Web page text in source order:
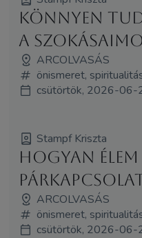
Könnyen
a
ARCOLVASÁS
önismeret,
csütörtök, 2026-06-
Stampf Kriszta
Hogyan élem
ARCOLVASÁS
önismeret,
csütörtök, 2026-06-